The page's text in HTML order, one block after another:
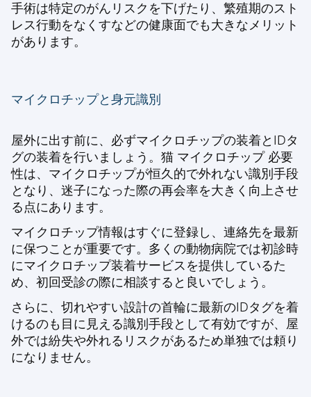
手術は特定のがんリスクを下げたり、繁殖期のスト
レス行動をなくすなどの健康面でも大きなメリット
があります。
マイクロチップと身元識別
屋外に出す前に、必ずマイクロチップの装着とIDタ
グの装着を行いましょう。 猫 マイクロチップ 必要
性は、マイクロチップが恒久的で外れない識別手段
となり、迷子になった際の再会率を大きく向上させ
る点にあります。
マイクロチップ情報はすぐに登録し、連絡先を最新
に保つことが重要です。多くの動物病院では初診時
にマイクロチップ装着サービスを提供しているた
め、初回受診の際に相談すると良いでしょう。
さらに、切れやすい設計の首輪に最新のIDタグを着
けるのも目に見える識別手段として有効ですが、屋
外では紛失や外れるリスクがあるため単独では頼り
になりません。